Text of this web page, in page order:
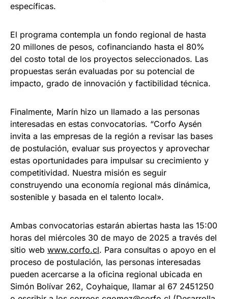
específicas.
El programa contempla un fondo regional de hasta
20 millones de pesos, cofinanciando hasta el 80%
del costo total de los proyectos seleccionados. Las
propuestas serán evaluadas por su potencial de
impacto, grado de innovación y factibilidad técnica.
Finalmente, Marín hizo un llamado a las personas
interesadas en estas convocatorias. “Corfo Aysén
invita a las empresas de la región a revisar las bases
de postulación, evaluar sus proyectos y aprovechar
estas oportunidades para impulsar su crecimiento y
competitividad. Nuestra misión es seguir
construyendo una economía regional más dinámica,
sostenible y basada en el talento local».
Ambas convocatorias estarán abiertas hasta las 15:00
horas del miércoles 30 de mayo de 2025 a través del
sitio web www.corfo.cl. Para consultas o apoyo en el
proceso de postulación, las personas interesadas
pueden acercarse a la oficina regional ubicada en
Simón Bolívar 262, Coyhaique, llamar al 67 2451250